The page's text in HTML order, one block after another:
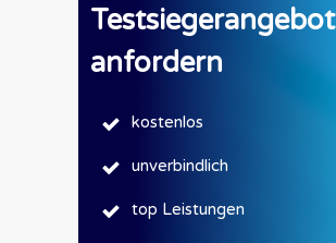
Testsiegerangebot
anfordern
kostenlos
unverbindlich
top Leistungen